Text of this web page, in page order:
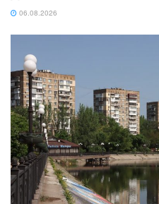
06.08.2026